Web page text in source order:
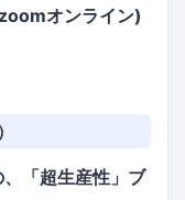
オンライン)
「超生産性」ブ